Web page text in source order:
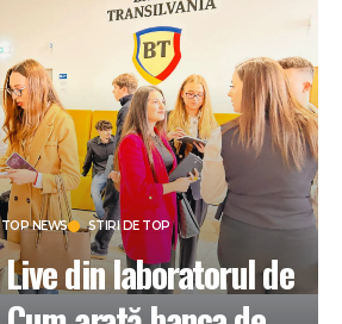
TOP NEWS STIRI DE TOP
Live din laboratorul de